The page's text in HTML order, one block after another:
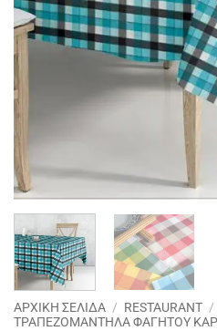
ΑΡΧΙΚΉ ΣΕΛΊΔΑ / RESTAURANT /
ΤΡΑΠΕΖΟΜΑΝΤΗΛΑ ΦΑΓΗΤΟΥ